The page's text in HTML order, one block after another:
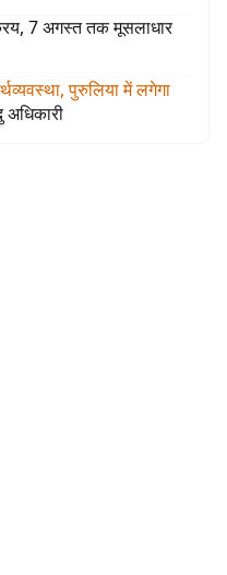
7 अगस्त तक मूसलाधार
पुरुलिया में लगेगा